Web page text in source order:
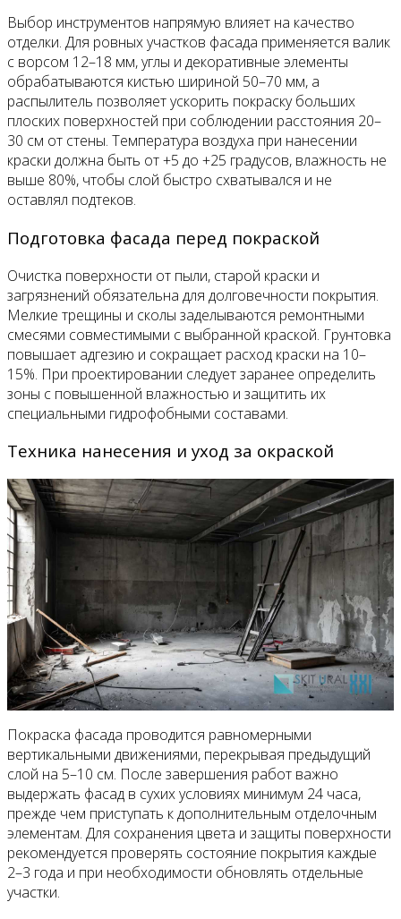
Выбор инструментов напрямую влияет на качество
отделки. Для ровных участков фасада применяется валик
с ворсом 12–18 мм, углы и декоративные элементы
обрабатываются кистью шириной 50–70 мм, а
распылитель позволяет ускорить покраску больших
плоских поверхностей при соблюдении расстояния 20–
30 см от стены. Температура воздуха при нанесении
краски должна быть от +5 до +25 градусов, влажность не
выше 80%, чтобы слой быстро схватывался и не
оставлял подтеков.
Подготовка фасада перед покраской
Очистка поверхности от пыли, старой краски и
загрязнений обязательна для долговечности покрытия.
Мелкие трещины и сколы заделываются ремонтными
смесями совместимыми с выбранной краской. Грунтовка
повышает адгезию и сокращает расход краски на 10–
15%. При проектировании следует заранее определить
зоны с повышенной влажностью и защитить их
специальными гидрофобными составами.
Техника нанесения и уход за окраской
Покраска фасада проводится равномерными
вертикальными движениями, перекрывая предыдущий
слой на 5–10 см. После завершения работ важно
выдержать фасад в сухих условиях минимум 24 часа,
прежде чем приступать к дополнительным отделочным
элементам. Для сохранения цвета и защиты поверхности
рекомендуется проверять состояние покрытия каждые
2–3 года и при необходимости обновлять отдельные
участки.